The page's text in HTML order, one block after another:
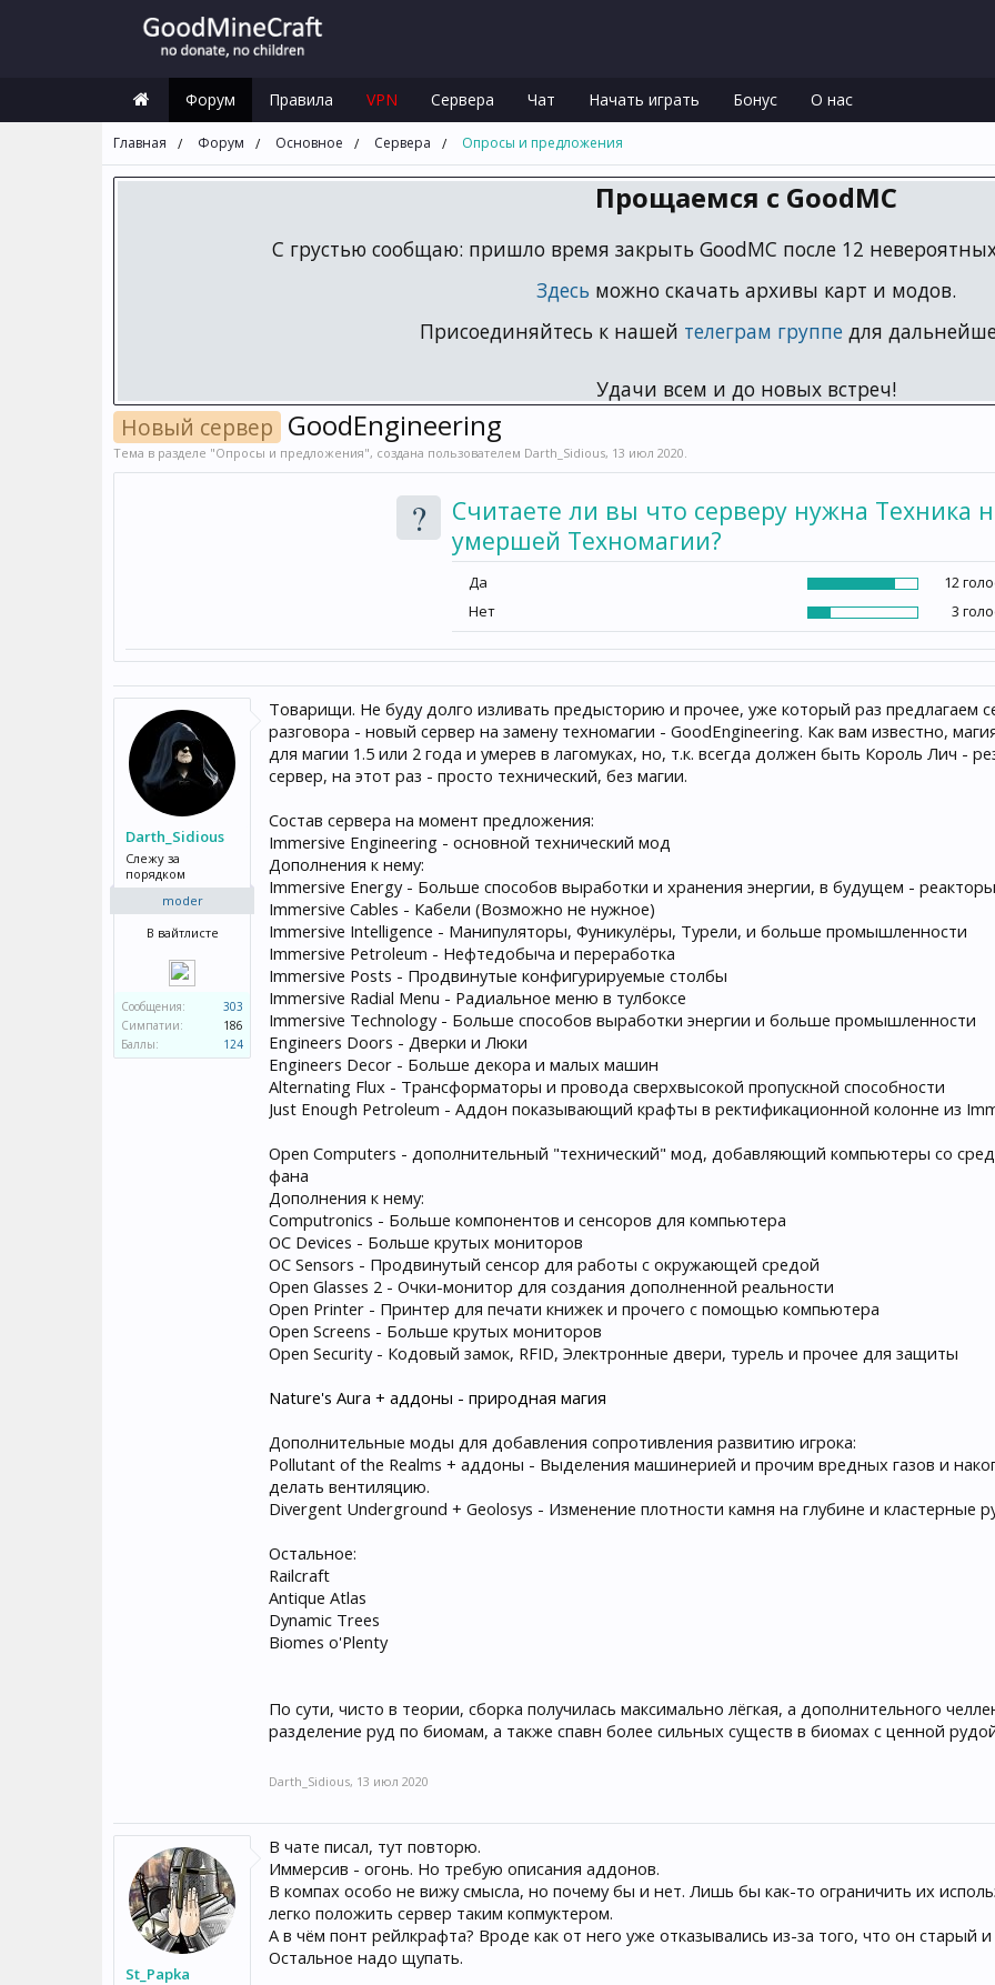
Главная Форум Основное Сервера Опросы и предложения
Прощаемся с GoodMC
С грустью сообщаю: пришло время закрыть GoodMC после 12
Здесь можно скачать архивы карт и модов.
Присоединяйтесь к нашей телеграм группедля
Удачи всем и до новых встреч!
Новый сервер GoodEngineering
Тема в разделе "Опросы и предложения", создана пользователем Darth_Sidious, 13 июл 2020.
?
Считаете ли вы что серверу нужна Техника
умершей Техномагии?
Да
12
Нет
3
Darth_Sidious
Слежу за
порядком
moder
В вайтлисте
Сообщения:
303
Симпатии:
186
Баллы:
124
Товарищи. Не буду долго изливать предысторию и прочее, уже который раз предлагаем
разговора - новый сервер на замену техномагии - GoodEngineering. Как вам известно,
для магии 1.5 или 2 года и умерев в лагомуках, но, т.к. всегда должен быть Король Лич -
сервер, на этот раз - просто технический, без магии.
Состав сервера на момент предложения:
Immersive Engineering - основной технический мод
Дополнения к нему:
Immersive Energy - Больше способов выработки и хранения энергии, в будущем - реакторы
Immersive Cables - Кабели (Возможно не нужное)
Immersive Intelligence - Манипуляторы, Фуникулёры, Турели, и больше промышленности
Immersive Petroleum - Нефтедобыча и переработка
Immersive Posts - Продвинутые конфигурируемые столбы
Immersive Radial Menu - Радиальное меню в тулбоксе
Immersive Technology - Больше способов выработки энергии и больше промышленности
Engineers Doors - Дверки и Люки
Engineers Decor - Больше декора и малых машин
Alternating Flux - Трансформаторы и провода сверхвысокой пропускной способности
Just Enough Petroleum - Аддон показывающий крафты в ректификационной колонне из
Open Computers - дополнительный "технический" мод, добавляющий компьютеры со
фана
Дополнения к нему:
Computronics - Больше компонентов и сенсоров для компьютера
OC Devices - Больше крутых мониторов
OC Sensors - Продвинутый сенсор для работы с окружающей средой
Open Glasses 2 - Очки-монитор для создания дополненной реальности
Open Printer - Принтер для печати книжек и прочего с помощью компьютера
Open Screens - Больше крутых мониторов
Open Security - Кодовый замок, RFID, Электронные двери, турель и прочее для защиты
Nature's Aura + аддоны - природная магия
Дополнительные моды для добавления сопротивления развитию игрока:
Pollutant of the Realms + аддоны - Выделения машинерией и прочим вредных газов и
делать вентиляцию.
Divergent Underground + Geolosys - Изменение плотности камня на глубине и кластерные
Остальное:
Railcraft
Antique Atlas
Dynamic Trees
Biomes o'Plenty
По сути, чисто в теории, сборка получилась максимально лёгкая, а дополнительного
разделение руд по биомам, а также спавн более сильных существ в биомах с ценной
Darth_Sidious, 13 июл 2020
St_Papka
В чате писал, тут повторю.
Иммерсив - огонь. Но требую описания аддонов.
В компах особо не вижу смысла, но почему бы и нет. Лишь бы как-то ограничить их
легко положить сервер таким копмуктером.
А в чём понт рейлкрафта? Вроде как от него уже отказывались из-за того, что он старый
Остальное надо щупать.
Форум Правила VPN Сервера Чат Начать играть Бонус О нас